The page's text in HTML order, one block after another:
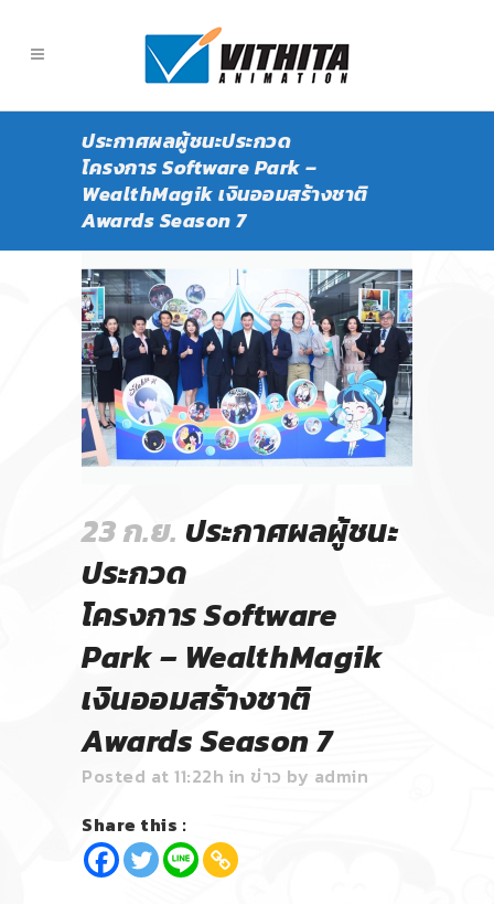
ประกาศผลผู้ชนะประกวด
โครงการ Software Park –
WealthMagik เงินออมสร้างชาติ
Awards Season 7
23 ก.ย. ประกาศผลผู้ชนะ
ประกวด
โครงการ Software
Park – WealthMagik
เงินออมสร้างชาติ
Awards Season 7
Posted at 11:22h in ข่าว by admin
Share this :